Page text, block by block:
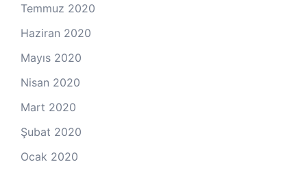
Temmuz 2020
Haziran 2020
Mayıs 2020
Nisan 2020
Mart 2020
Şubat 2020
Ocak 2020